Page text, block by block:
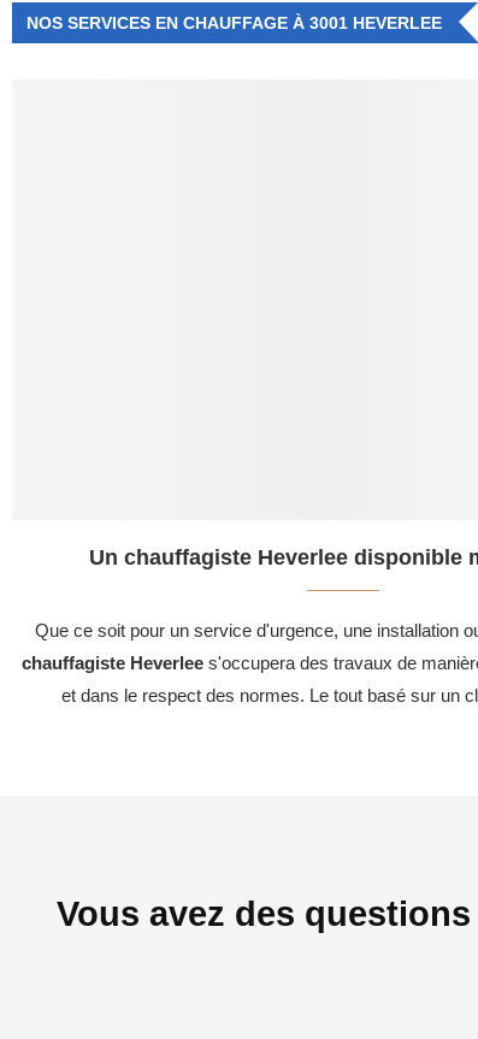
NOS SERVICES EN CHAUFFAGE À 3001 HEVERLEE
Un chauffagiste Heverlee disponible
Que ce soit pour un service d'urgence, une installation
chauffagiste Heverlees'occupera des travaux de
et dans le respect des normes. Le tout basé sur un
Vous avez des